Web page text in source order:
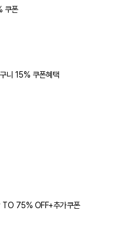
쿠폰
니 15% 쿠폰혜택
TO 75% OFF+추가쿠폰